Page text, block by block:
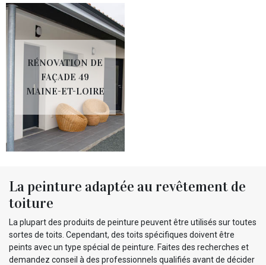
RÉNOVATION DE
FAÇADE 49
MAINE-ET-LOIRE
La peinture adaptée au revêtement de
toiture
La plupart des produits de peinture peuvent être utilisés sur toutes
sortes de toits. Cependant, des toits spécifiques doivent être
peints avec un type spécial de peinture. Faites des recherches et
demandez conseil à des professionnels qualifiés avant de décider